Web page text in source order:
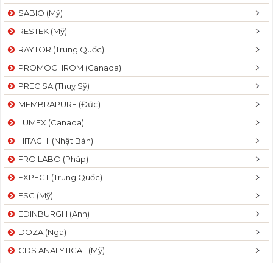
SABIO (Mỹ)
RESTEK (Mỹ)
RAYTOR (Trung Quốc)
PROMOCHROM (Canada)
PRECISA (Thuỵ Sỹ)
MEMBRAPURE (Đức)
LUMEX (Canada)
HITACHI (Nhật Bản)
FROILABO (Pháp)
EXPECT (Trung Quốc)
ESC (Mỹ)
EDINBURGH (Anh)
DOZA (Nga)
CDS ANALYTICAL (Mỹ)